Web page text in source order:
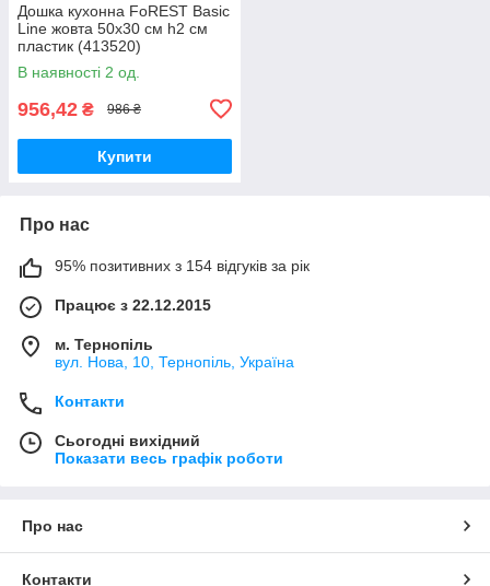
Дошка кухонна FoREST Basic
Line жовта 50х30 см h2 см
пластик (413520)
В наявності 2 од.
956,42 ₴ 986 ₴
Купити
Про нас
95% позитивних з 154 відгуків за рік
Працює з 22.12.2015
м. Тернопіль
вул. Нова, 10, Тернопіль, Україна
Контакти
Сьогодні вихідний
Показати весь графік роботи
Про нас
Контакти